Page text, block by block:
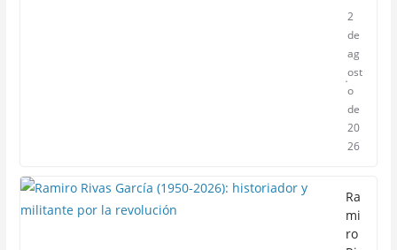
2
de
ag
ost
o
de
20
26
Ra
mi
ro